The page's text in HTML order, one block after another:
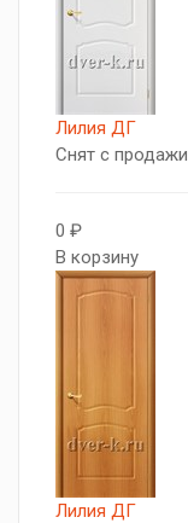
Лилия ДГ
Снят с продажи
0 ₽
В корзину
Лилия ДГ